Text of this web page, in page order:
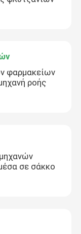
φαρμακείων
ροής
σε σάκκο